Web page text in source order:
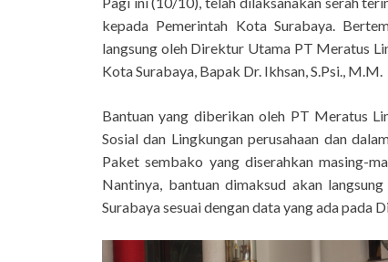
kepada Pemerintah Kota Surabaya.
langsung oleh Direktur Utama PT Meratus
Kota Surabaya, Bapak Dr. Ikhsan, S.Psi., M.M.
Bantuan yang diberikan oleh PT Meratus
Sosial dan Lingkungan perusahaan dan
Paket sembako yang diserahkan masing-
Nantinya, bantuan dimaksud akan
Surabaya sesuai dengan data yang ada pada